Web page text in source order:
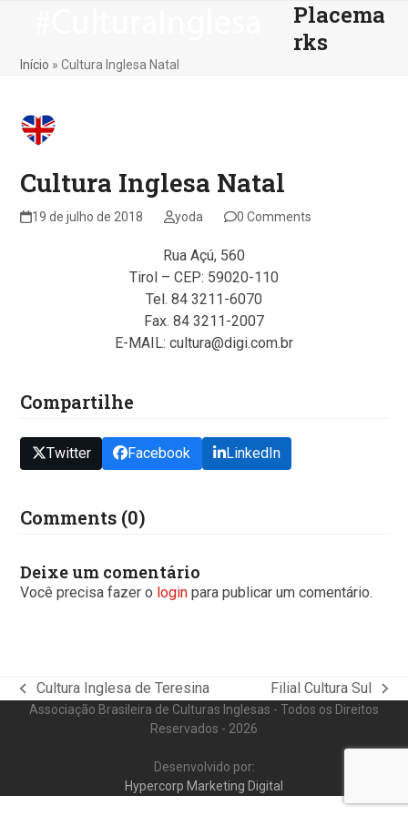
menu
menu
Placema
rks
Início »Cultura Inglesa Natal
Cultura Inglesa Natal
19 de julho de 2018 yoda 0 Comments
Rua Açú, 560
Tirol – CEP: 59020-110
Tel. 84 3211-6070
Fax. 84 3211-2007
E-MAIL: cultura@digi.com.br
Compartilhe
Twitter Facebook LinkedIn
Comments (0)
Deixe um comentário
Você precisa fazer o login para publicar um comentário.
previous
post:
Cultura Inglesa de Teresina
next
post:
Filial Cultura Sul
Associação Brasileira de Culturas Inglesas - Todos os Direitos
Reservados - 2026
Desenvolvido por:
Hypercorp Marketing Digital